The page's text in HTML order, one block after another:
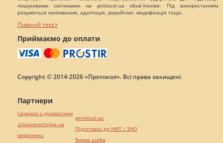
пошуковими системами на protocol.ua обов`язкове. Під використанням
розуміється копіювання, адаптація, рерайтинг, модифікація тощо.
Повний текст
Приймаємо до оплати
Copyright © 2014-2026 «Протокол». Всі права захищені.
Партнери
Сережки з діамантами
alliancetechnika.ua
миралинкс
pereklad.ua
Підготовка до НМТ / ЗНО
Винна шафа